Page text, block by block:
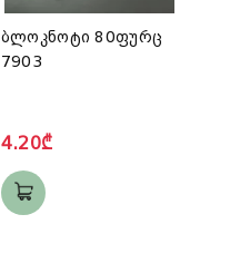
ბლოკნოტი 80ფურც
7903
4.20₾